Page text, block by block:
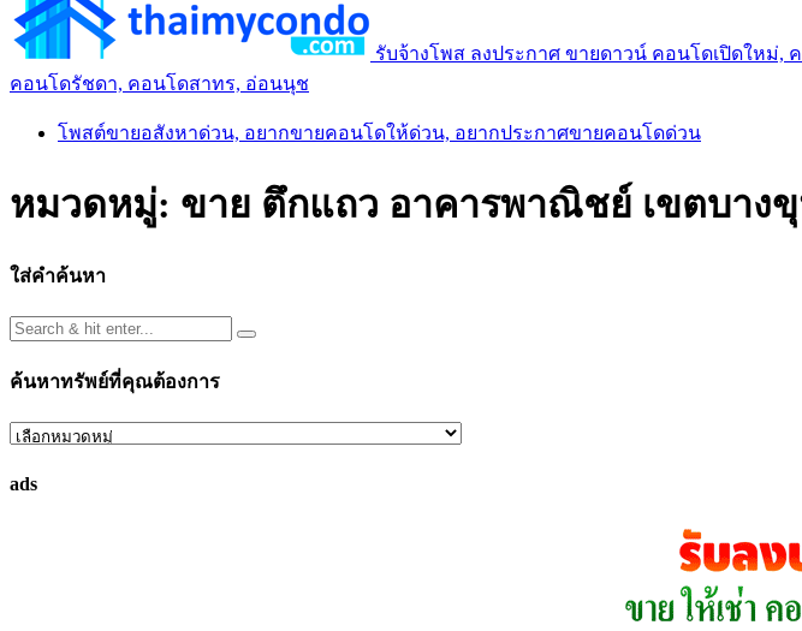
รับจ้างโพส ลงประกาศ ขายดาวน์ คอนโดเปิดใหม่
คอนโดรัชดา, คอนโดสาทร, อ่อนนุช
โพสต์ขายอสังหาด่วน, อยากขายคอนโดให้ด่วน, อยากประกาศขายคอนโดด่วน
หมวดหมู่: ขาย ตึกแถว อาคารพาณิชย์ เขตบางขุ
ใส่คำค้นหา
ค้นหาทรัพย์ที่คุณต้องการ
ค้นหา
ที่
ads